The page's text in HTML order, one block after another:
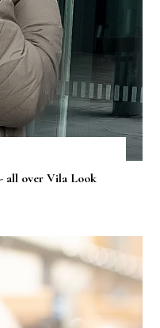
all over Vila Look